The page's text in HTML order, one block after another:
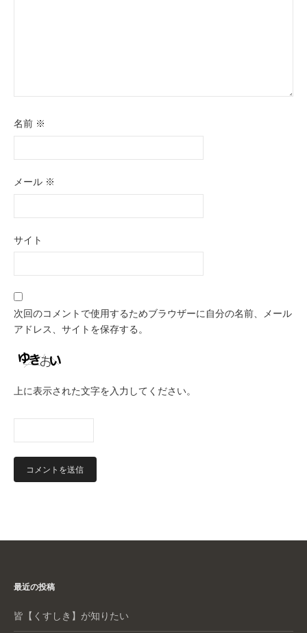
名前 ※
メール ※
サイト
次回のコメントで使用するためブラウザーに自分の名前、メール
アドレス、サイトを保存する。
上に表示された文字を入力してください。
最近の投稿
皆【くすしき】が知りたい